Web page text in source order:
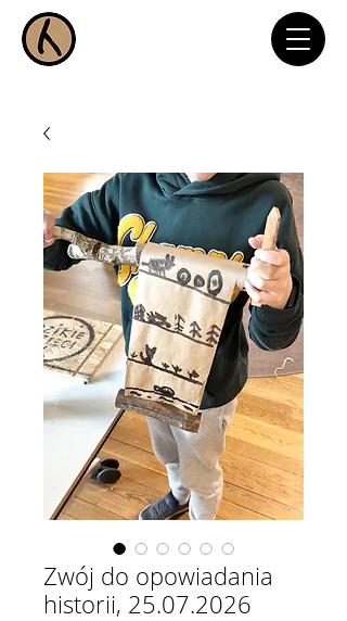
Zwój do opowiadania
historii, 25.07.2026